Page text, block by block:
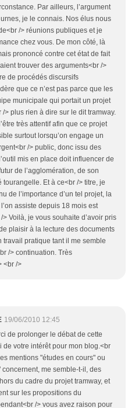
Par ailleurs, l’argument
je le connais. Nos élus nous
/> réunions publiques et je
chez vous. De mon côté, là
prononcé contre cet état de fait
trouver des arguments<br />
de procédés discursifs
que ce n’est pas parce que les
municipale qui portait un projet
/> plus rien à dire sur le dit tramway.
très attentif afin que ce projet
surtout lorsqu’on engage un
/> public, donc issu des
mis en place doit influencer de
de l’agglomération, de son
Et à ce<br /> titre, je
de l’importance d’un tel projet, la
assiste depuis 18 mois est
Voilà, je vous souhaite d’avoir pris
plaisir à la lecture des documents
travail pratique tant il me semble
/> continuation. Très
<br />
19/06/2010 12:45
de prolonger le débat de cette
de votre intérêt pour mon blog.<br
mentions "études en cours" ou
me semble-t-il, des
du cadre du projet tramway, et
sur les propositions du
/> vous avez raison pour